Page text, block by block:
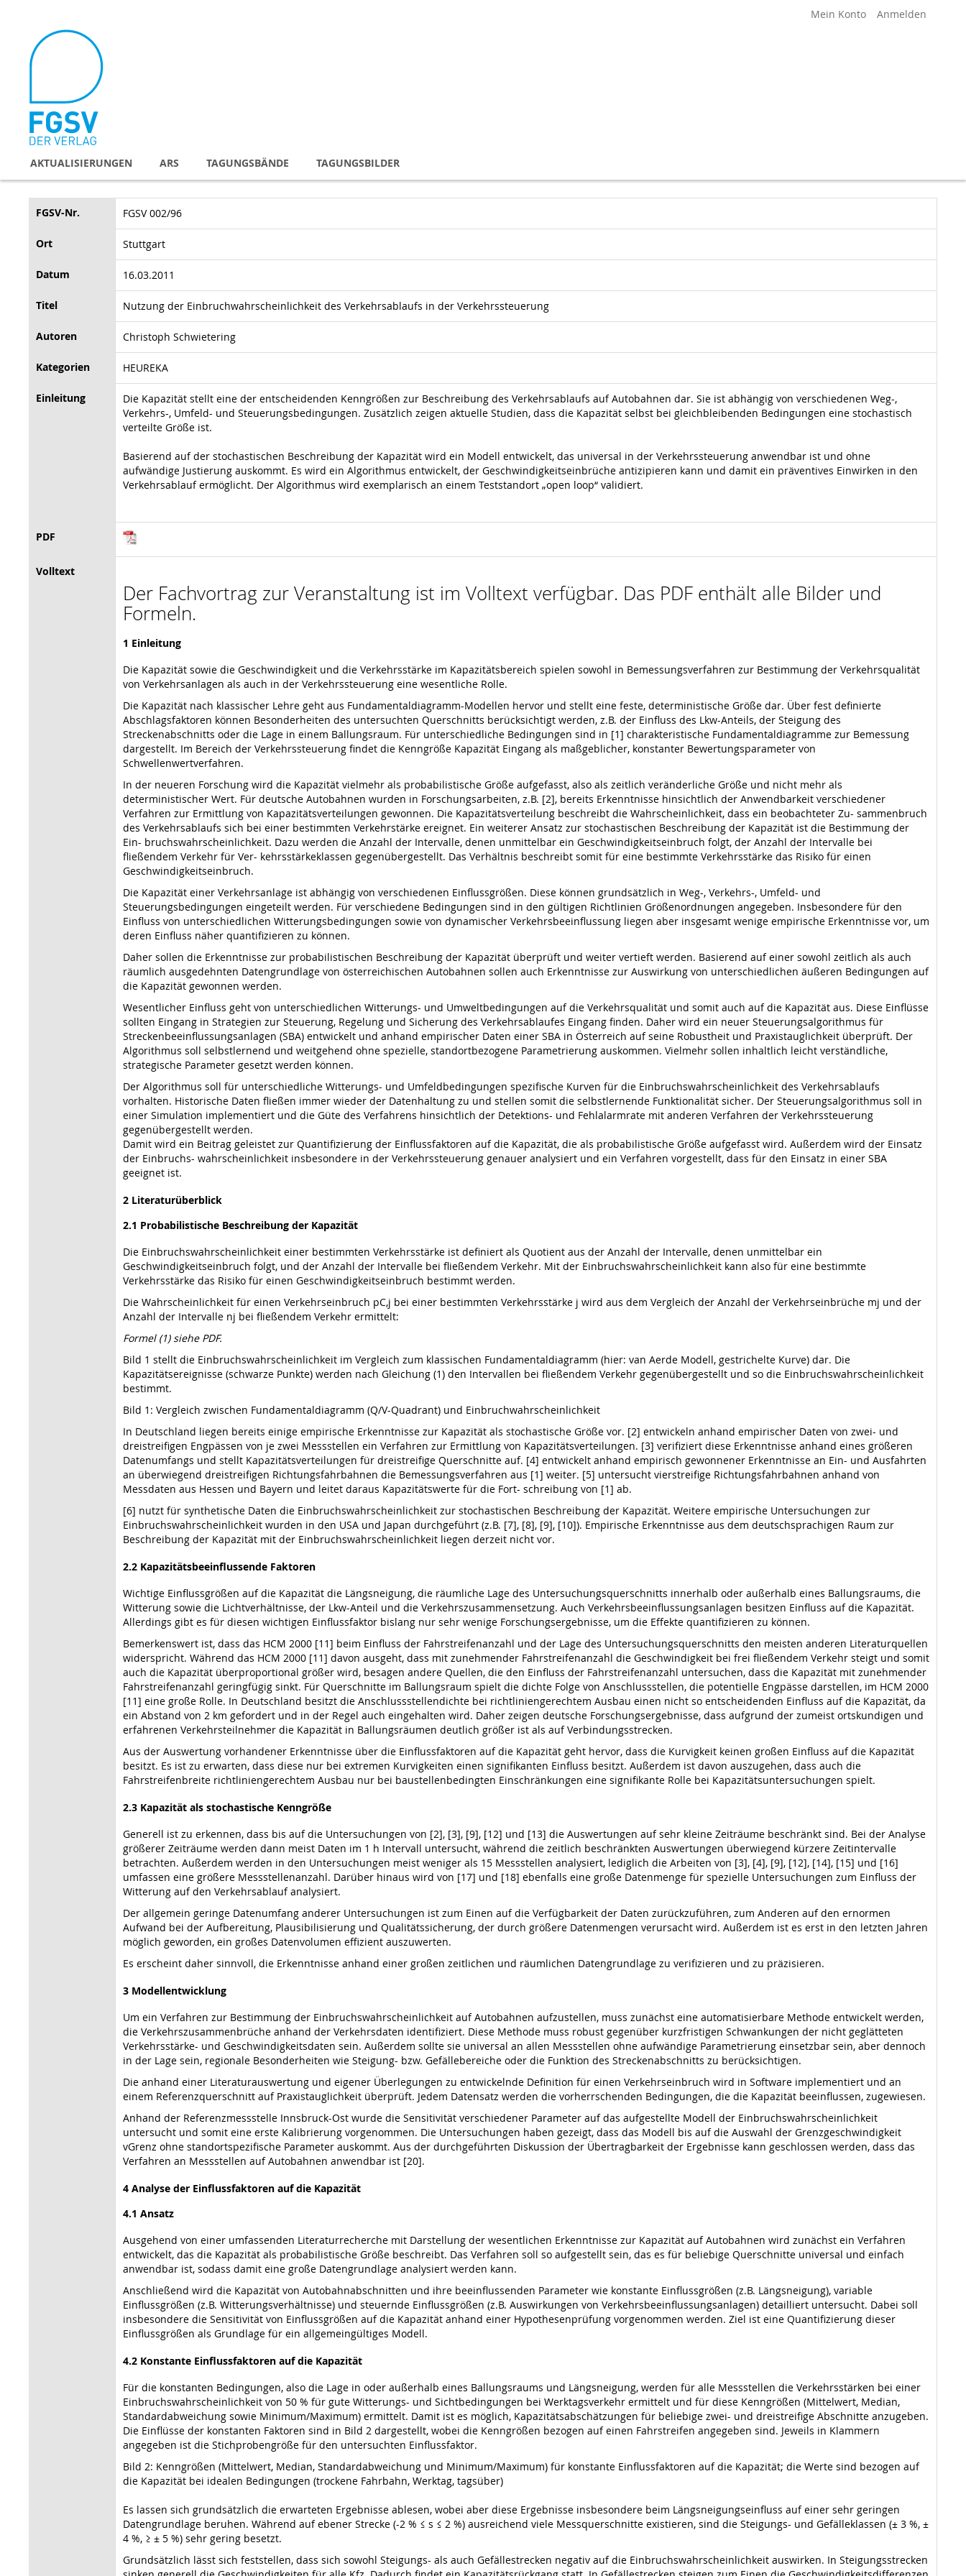
Mein Konto Anmelden
Inhalt
AKTUALISIERUNGEN ARS TAGUNGSBÄNDE TAGUNGSBILDER
FGSV-Nr. FGSV 002/96
Ort Stuttgart
Datum 16.03.2011
Titel Nutzung der Einbruchwahrscheinlichkeit des Verkehrsablaufs in der Verkehrssteuerung
Autoren Christoph Schwietering
Kategorien HEUREKA
Einleitung
Die Kapazität stellt eine der entscheidenden Kenngrößen zur Beschreibung des Verkehrsablaufs auf Autobahnen dar. Sie ist abhängig von verschiedenen Weg-,
Verkehrs-, Umfeld- und Steuerungsbedingungen. Zusätzlich zeigen aktuelle Studien, dass die Kapazität selbst bei gleichbleibenden Bedingungen eine stochastisch
verteilte Größe ist.
Basierend auf der stochastischen Beschreibung der Kapazität wird ein Modell entwickelt, das universal in der Verkehrssteuerung anwendbar ist und ohne
aufwändige Justierung auskommt. Es wird ein Algorithmus entwickelt, der Geschwindigkeitseinbrüche antizipieren kann und damit ein präventives Einwirken in den
Verkehrsablauf ermöglicht. Der Algorithmus wird exemplarisch an einem Teststandort „open loop“ validiert.
PDF
Volltext
Der Fachvortrag zur Veranstaltung ist im Volltext verfügbar. Das PDF enthält alle Bilder und
Formeln.
1 Einleitung
Die Kapazität sowie die Geschwindigkeit und die Verkehrsstärke im Kapazitätsbereich spielen sowohl in Bemessungsverfahren zur Bestimmung der Verkehrsqualität
von Verkehrsanlagen als auch in der Verkehrssteuerung eine wesentliche Rolle.
Die Kapazität nach klassischer Lehre geht aus Fundamentaldiagramm-Modellen hervor und stellt eine feste, deterministische Größe dar. Über fest definierte
Abschlagsfaktoren können Besonderheiten des untersuchten Querschnitts berücksichtigt werden, z.B. der Einfluss des Lkw-Anteils, der Steigung des
Streckenabschnitts oder die Lage in einem Ballungsraum. Für unterschiedliche Bedingungen sind in [1] charakteristische Fundamentaldiagramme zur Bemessung
dargestellt. Im Bereich der Verkehrssteuerung findet die Kenngröße Kapazität Eingang als maßgeblicher, konstanter Bewertungsparameter von
Schwellenwertverfahren.
In der neueren Forschung wird die Kapazität vielmehr als probabilistische Größe aufgefasst, also als zeitlich veränderliche Größe und nicht mehr als
deterministischer Wert. Für deutsche Autobahnen wurden in Forschungsarbeiten, z.B. [2], bereits Erkenntnisse hinsichtlich der Anwendbarkeit verschiedener
Verfahren zur Ermittlung von Kapazitätsverteilungen gewonnen. Die Kapazitätsverteilung beschreibt die Wahrscheinlichkeit, dass ein beobachteter Zu- sammenbruch
des Verkehrsablaufs sich bei einer bestimmten Verkehrstärke ereignet. Ein weiterer Ansatz zur stochastischen Beschreibung der Kapazität ist die Bestimmung der
Ein- bruchswahrscheinlichkeit. Dazu werden die Anzahl der Intervalle, denen unmittelbar ein Geschwindigkeitseinbruch folgt, der Anzahl der Intervalle bei
fließendem Verkehr für Ver- kehrsstärkeklassen gegenübergestellt. Das Verhältnis beschreibt somit für eine bestimmte Verkehrsstärke das Risiko für einen
Geschwindigkeitseinbruch.
Die Kapazität einer Verkehrsanlage ist abhängig von verschiedenen Einflussgrößen. Diese können grundsätzlich in Weg-, Verkehrs-, Umfeld- und
Steuerungsbedingungen eingeteilt werden. Für verschiedene Bedingungen sind in den gültigen Richtlinien Größenordnungen angegeben. Insbesondere für den
Einfluss von unterschiedlichen Witterungsbedingungen sowie von dynamischer Verkehrsbeeinflussung liegen aber insgesamt wenige empirische Erkenntnisse vor, um
deren Einfluss näher quantifizieren zu können.
Daher sollen die Erkenntnisse zur probabilistischen Beschreibung der Kapazität überprüft und weiter vertieft werden. Basierend auf einer sowohl zeitlich als auch
räumlich ausgedehnten Datengrundlage von österreichischen Autobahnen sollen auch Erkenntnisse zur Auswirkung von unterschiedlichen äußeren Bedingungen auf
die Kapazität gewonnen werden.
Wesentlicher Einfluss geht von unterschiedlichen Witterungs- und Umweltbedingungen auf die Verkehrsqualität und somit auch auf die Kapazität aus. Diese Einflüsse
sollten Eingang in Strategien zur Steuerung, Regelung und Sicherung des Verkehrsablaufes Eingang finden. Daher wird ein neuer Steuerungsalgorithmus für
Streckenbeeinflussungsanlagen (SBA) entwickelt und anhand empirischer Daten einer SBA in Österreich auf seine Robustheit und Praxistauglichkeit überprüft. Der
Algorithmus soll selbstlernend und weitgehend ohne spezielle, standortbezogene Parametrierung auskommen. Vielmehr sollen inhaltlich leicht verständliche,
strategische Parameter gesetzt werden können.
Der Algorithmus soll für unterschiedliche Witterungs- und Umfeldbedingungen spezifische Kurven für die Einbruchswahrscheinlichkeit des Verkehrsablaufs
vorhalten. Historische Daten fließen immer wieder der Datenhaltung zu und stellen somit die selbstlernende Funktionalität sicher. Der Steuerungsalgorithmus soll in
einer Simulation implementiert und die Güte des Verfahrens hinsichtlich der Detektions- und Fehlalarmrate mit anderen Verfahren der Verkehrssteuerung
gegenübergestellt werden.
Damit wird ein Beitrag geleistet zur Quantifizierung der Einflussfaktoren auf die Kapazität, die als probabilistische Größe aufgefasst wird. Außerdem wird der Einsatz
der Einbruchs- wahrscheinlichkeit insbesondere in der Verkehrssteuerung genauer analysiert und ein Verfahren vorgestellt, dass für den Einsatz in einer SBA
geeignet ist.
2 Literaturüberblick
2.1 Probabilistische Beschreibung der Kapazität
Die Einbruchswahrscheinlichkeit einer bestimmten Verkehrsstärke ist definiert als Quotient aus der Anzahl der Intervalle, denen unmittelbar ein
Geschwindigkeitseinbruch folgt, und der Anzahl der Intervalle bei fließendem Verkehr. Mit der Einbruchswahrscheinlichkeit kann also für eine bestimmte
Verkehrsstärke das Risiko für einen Geschwindigkeitseinbruch bestimmt werden.
Die Wahrscheinlichkeit für einen Verkehrseinbruch pC,j bei einer bestimmten Verkehrsstärke j wird aus dem Vergleich der Anzahl der Verkehrseinbrüche mj und der
Anzahl der Intervalle nj bei fließendem Verkehr ermittelt:
Formel (1) siehe PDF.
Bild 1 stellt die Einbruchswahrscheinlichkeit im Vergleich zum klassischen Fundamentaldiagramm (hier: van Aerde Modell, gestrichelte Kurve) dar. Die
Kapazitätsereignisse (schwarze Punkte) werden nach Gleichung (1) den Intervallen bei fließendem Verkehr gegenübergestellt und so die Einbruchswahrscheinlichkeit
bestimmt.
Bild 1: Vergleich zwischen Fundamentaldiagramm (Q/V-Quadrant) und Einbruchwahrscheinlichkeit
In Deutschland liegen bereits einige empirische Erkenntnisse zur Kapazität als stochastische Größe vor. [2] entwickeln anhand empirischer Daten von zwei- und
dreistreifigen Engpässen von je zwei Messstellen ein Verfahren zur Ermittlung von Kapazitätsverteilungen. [3] verifiziert diese Erkenntnisse anhand eines größeren
Datenumfangs und stellt Kapazitätsverteilungen für dreistreifige Querschnitte auf. [4] entwickelt anhand empirisch gewonnener Erkenntnisse an Ein- und Ausfahrten
an überwiegend dreistreifigen Richtungsfahrbahnen die Bemessungsverfahren aus [1] weiter. [5] untersucht vierstreifige Richtungsfahrbahnen anhand von
Messdaten aus Hessen und Bayern und leitet daraus Kapazitätswerte für die Fort- schreibung von [1] ab.
[6] nutzt für synthetische Daten die Einbruchswahrscheinlichkeit zur stochastischen Beschreibung der Kapazität. Weitere empirische Untersuchungen zur
Einbruchswahrscheinlichkeit wurden in den USA und Japan durchgeführt (z.B. [7], [8], [9], [10]). Empirische Erkenntnisse aus dem deutschsprachigen Raum zur
Beschreibung der Kapazität mit der Einbruchswahrscheinlichkeit liegen derzeit nicht vor.
2.2 Kapazitätsbeeinflussende Faktoren
Wichtige Einflussgrößen auf die Kapazität die Längsneigung, die räumliche Lage des Untersuchungsquerschnitts innerhalb oder außerhalb eines Ballungsraums, die
Witterung sowie die Lichtverhältnisse, der Lkw-Anteil und die Verkehrszusammensetzung. Auch Verkehrsbeeinflussungsanlagen besitzen Einfluss auf die Kapazität.
Allerdings gibt es für diesen wichtigen Einflussfaktor bislang nur sehr wenige Forschungsergebnisse, um die Effekte quantifizieren zu können.
Bemerkenswert ist, dass das HCM 2000 [11] beim Einfluss der Fahrstreifenanzahl und der Lage des Untersuchungsquerschnitts den meisten anderen Literaturquellen
widerspricht. Während das HCM 2000 [11] davon ausgeht, dass mit zunehmender Fahrstreifenanzahl die Geschwindigkeit bei frei fließendem Verkehr steigt und somit
auch die Kapazität überproportional größer wird, besagen andere Quellen, die den Einfluss der Fahrstreifenanzahl untersuchen, dass die Kapazität mit zunehmender
Fahrstreifenanzahl geringfügig sinkt. Für Querschnitte im Ballungsraum spielt die dichte Folge von Anschlussstellen, die potentielle Engpässe darstellen, im HCM 2000
[11] eine große Rolle. In Deutschland besitzt die Anschlussstellendichte bei richtliniengerechtem Ausbau einen nicht so entscheidenden Einfluss auf die Kapazität, da
ein Abstand von 2 km gefordert und in der Regel auch eingehalten wird. Daher zeigen deutsche Forschungsergebnisse, dass aufgrund der zumeist ortskundigen und
erfahrenen Verkehrsteilnehmer die Kapazität in Ballungsräumen deutlich größer ist als auf Verbindungsstrecken.
Aus der Auswertung vorhandener Erkenntnisse über die Einflussfaktoren auf die Kapazität geht hervor, dass die Kurvigkeit keinen großen Einfluss auf die Kapazität
besitzt. Es ist zu erwarten, dass diese nur bei extremen Kurvigkeiten einen signifikanten Einfluss besitzt. Außerdem ist davon auszugehen, dass auch die
Fahrstreifenbreite richtliniengerechtem Ausbau nur bei baustellenbedingten Einschränkungen eine signifikante Rolle bei Kapazitätsuntersuchungen spielt.
2.3 Kapazität als stochastische Kenngröße
Generell ist zu erkennen, dass bis auf die Untersuchungen von [2], [3], [9], [12] und [13] die Auswertungen auf sehr kleine Zeiträume beschränkt sind. Bei der Analyse
größerer Zeiträume werden dann meist Daten im 1 h Intervall untersucht, während die zeitlich beschränkten Auswertungen überwiegend kürzere Zeitintervalle
betrachten. Außerdem werden in den Untersuchungen meist weniger als 15 Messstellen analysiert, lediglich die Arbeiten von [3], [4], [9], [12], [14], [15] und [16]
umfassen eine größere Messstellenanzahl. Darüber hinaus wird von [17] und [18] ebenfalls eine große Datenmenge für spezielle Untersuchungen zum Einfluss der
Witterung auf den Verkehrsablauf analysiert.
Der allgemein geringe Datenumfang anderer Untersuchungen ist zum Einen auf die Verfügbarkeit der Daten zurückzuführen, zum Anderen auf den ernormen
Aufwand bei der Aufbereitung, Plausibilisierung und Qualitätssicherung, der durch größere Datenmengen verursacht wird. Außerdem ist es erst in den letzten Jahren
möglich geworden, ein großes Datenvolumen effizient auszuwerten.
Es erscheint daher sinnvoll, die Erkenntnisse anhand einer großen zeitlichen und räumlichen Datengrundlage zu verifizieren und zu präzisieren.
3 Modellentwicklung
Um ein Verfahren zur Bestimmung der Einbruchswahrscheinlichkeit auf Autobahnen aufzustellen, muss zunächst eine automatisierbare Methode entwickelt werden,
die Verkehrszusammenbrüche anhand der Verkehrsdaten identifiziert. Diese Methode muss robust gegenüber kurzfristigen Schwankungen der nicht geglätteten
Verkehrsstärke- und Geschwindigkeitsdaten sein. Außerdem sollte sie universal an allen Messstellen ohne aufwändige Parametrierung einsetzbar sein, aber dennoch
in der Lage sein, regionale Besonderheiten wie Steigung- bzw. Gefällebereiche oder die Funktion des Streckenabschnitts zu berücksichtigen.
Die anhand einer Literaturauswertung und eigener Überlegungen zu entwickelnde Definition für einen Verkehrseinbruch wird in Software implementiert und an
einem Referenzquerschnitt auf Praxistauglichkeit überprüft. Jedem Datensatz werden die vorherrschenden Bedingungen, die die Kapazität beeinflussen, zugewiesen.
Anhand der Referenzmessstelle Innsbruck-Ost wurde die Sensitivität verschiedener Parameter auf das aufgestellte Modell der Einbruchswahrscheinlichkeit
untersucht und somit eine erste Kalibrierung vorgenommen. Die Untersuchungen haben gezeigt, dass das Modell bis auf die Auswahl der Grenzgeschwindigkeit
vGrenz ohne standortspezifische Parameter auskommt. Aus der durchgeführten Diskussion der Übertragbarkeit der Ergebnisse kann geschlossen werden, dass das
Verfahren an Messstellen auf Autobahnen anwendbar ist [20].
4 Analyse der Einflussfaktoren auf die Kapazität
4.1 Ansatz
Ausgehend von einer umfassenden Literaturrecherche mit Darstellung der wesentlichen Erkenntnisse zur Kapazität auf Autobahnen wird zunächst ein Verfahren
entwickelt, das die Kapazität als probabilistische Größe beschreibt. Das Verfahren soll so aufgestellt sein, das es für beliebige Querschnitte universal und einfach
anwendbar ist, sodass damit eine große Datengrundlage analysiert werden kann.
Anschließend wird die Kapazität von Autobahnabschnitten und ihre beeinflussenden Parameter wie konstante Einflussgrößen (z.B. Längsneigung), variable
Einflussgrößen (z.B. Witterungsverhältnisse) und steuernde Einflussgrößen (z.B. Auswirkungen von Verkehrsbeeinflussungsanlagen) detailliert untersucht. Dabei soll
insbesondere die Sensitivität von Einflussgrößen auf die Kapazität anhand einer Hypothesenprüfung vorgenommen werden. Ziel ist eine Quantifizierung dieser
Einflussgrößen als Grundlage für ein allgemeingültiges Modell.
4.2 Konstante Einflussfaktoren auf die Kapazität
Für die konstanten Bedingungen, also die Lage in oder außerhalb eines Ballungsraums und Längsneigung, werden für alle Messstellen die Verkehrsstärken bei einer
Einbruchswahrscheinlichkeit von 50 % für gute Witterungs- und Sichtbedingungen bei Werktagsverkehr ermittelt und für diese Kenngrößen (Mittelwert, Median,
Standardabweichung sowie Minimum/Maximum) ermittelt. Damit ist es möglich, Kapazitätsabschätzungen für beliebige zwei- und dreistreifige Abschnitte anzugeben.
Die Einflüsse der konstanten Faktoren sind in Bild 2 dargestellt, wobei die Kenngrößen bezogen auf einen Fahrstreifen angegeben sind. Jeweils in Klammern
angegeben ist die Stichprobengröße für den untersuchten Einflussfaktor.
Bild 2: Kenngrößen (Mittelwert, Median, Standardabweichung und Minimum/Maximum) für konstante Einflussfaktoren auf die Kapazität; die Werte sind bezogen auf
die Kapazität bei idealen Bedingungen (trockene Fahrbahn, Werktag, tagsüber)
Es lassen sich grundsätzlich die erwarteten Ergebnisse ablesen, wobei aber diese Ergebnisse insbesondere beim Längsneigungseinfluss auf einer sehr geringen
Datengrundlage beruhen. Während auf ebener Strecke (-2 % ≤ s ≤ 2 %) ausreichend viele Messquerschnitte existieren, sind die Steigungs- und Gefälleklassen (± 3 %, ±
4 %, ≥ ± 5 %) sehr gering besetzt.
Grundsätzlich lässt sich feststellen, dass sich sowohl Steigungs- als auch Gefällestrecken negativ auf die Einbruchswahrscheinlichkeit auswirken. In Steigungsstrecken